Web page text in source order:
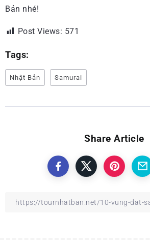
Bản nhé!
Post Views: 571
Tags:
Nhật Bản Samurai
Share Article